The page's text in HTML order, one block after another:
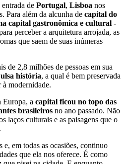
de Portugal, Lisboa nos
Para além da alcunha de capital do
capital gastronômica e cultural -
perceber a arquitetura arrojada, as
que saem de suas inúmeras
de 2,8 milhões de pessoas em sua
história, a qual é bem preservada
à modernidade.
Europa, a capital ficou no topo das
brasileiros no ano passado. Não
laços culturais e as paisagens que o
e, em todas as ocasiões, continuo
que ela nos oferece. É como